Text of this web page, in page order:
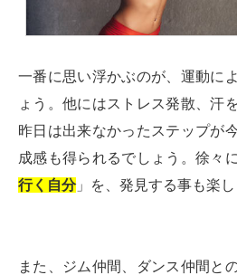
一番に思い浮かぶのが、運動に
ょう。他にはストレス発散、汗
昨日は出来なかったステップが
成感も得られるでしょう。徐々に
行く自分」を、発見する事も楽し
また、ジム仲間、ダンス仲間と